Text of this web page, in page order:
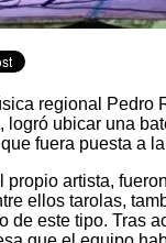
regional Pedro
logró ubicar una
fuera puesta a
propio artista,
ellos tarolas,
de este tipo. Tras